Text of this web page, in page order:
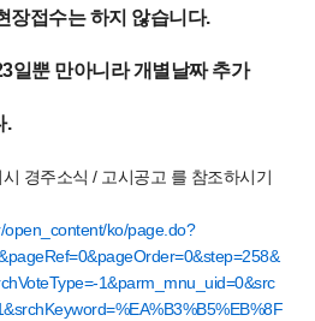
장접수는 하지 않습니다.
일뿐 만아니라 개별날짜 추가
.
경주소식 / 고시공고 를 참조하시기
open_content/ko/page.do?
1&parm_mnu_uid=0&src